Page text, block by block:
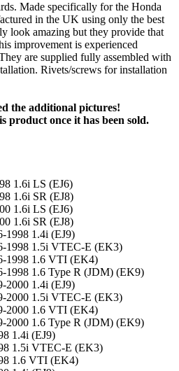
Made specifically for the Honda
in the UK using only the best
look amazing but they provide that
improvement is experienced
are supplied fully assembled with
Rivets/screws for installation
the additional pictures!
product once it has been sold.
1.6i LS (EJ6)
1.6i SR (EJ8)
1.6i LS (EJ6)
1.6i SR (EJ8)
1998 1.4i (EJ9)
1998 1.5i VTEC-E (EK3)
1998 1.6 VTI (EK4)
1998 1.6 Type R (JDM) (EK9)
2000 1.4i (EJ9)
2000 1.5i VTEC-E (EK3)
2000 1.6 VTI (EK4)
2000 1.6 Type R (JDM) (EK9)
1.4i (EJ9)
1.5i VTEC-E (EK3)
1.6 VTI (EK4)